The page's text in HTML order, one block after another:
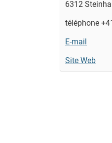
6312
téléphone
E-mail
Site Web